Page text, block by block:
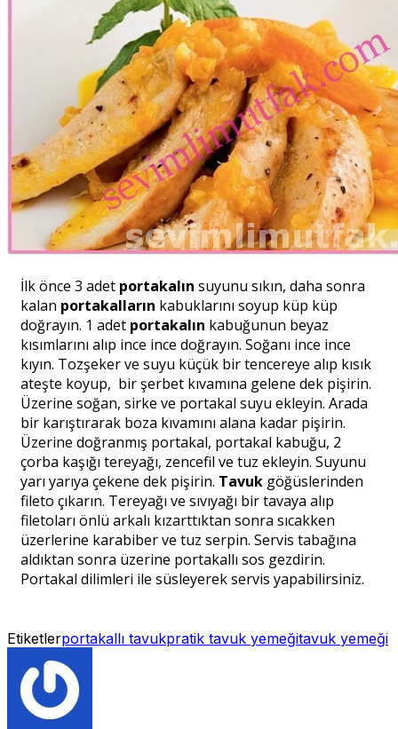
İlk önce 3 adet portakalın suyunu sıkın, daha sonra
kalan portakalların kabuklarını soyup küp küp
doğrayın. 1 adet portakalın kabuğunun beyaz
kısımlarını alıp ince ince doğrayın. Soğanı ince ince
kıyın. Tozşeker ve suyu küçük bir tencereye alıp kısık
ateşte koyup, bir şerbet kıvamına gelene dek pişirin.
Üzerine soğan, sirke ve portakal suyu ekleyin. Arada
bir karıştırarak boza kıvamını alana kadar pişirin.
Üzerine doğranmış portakal, portakal kabuğu, 2
çorba kaşığı tereyağı, zencefil ve tuz ekleyin. Suyunu
yarı yarıya çekene dek pişirin. Tavuk göğüslerinden
fileto çıkarın. Tereyağı ve sıvıyağı bir tavaya alıp
filetoları önlü arkalı kızarttıktan sonra sıcakken
üzerlerine karabiber ve tuz serpin. Servis tabağına
aldıktan sonra üzerine portakallı sos gezdirin.
Portakal dilimleri ile süsleyerek servis yapabilirsiniz.
Etiketlerportakallı tavukpratik tavuk yemeğitavuk yemeği